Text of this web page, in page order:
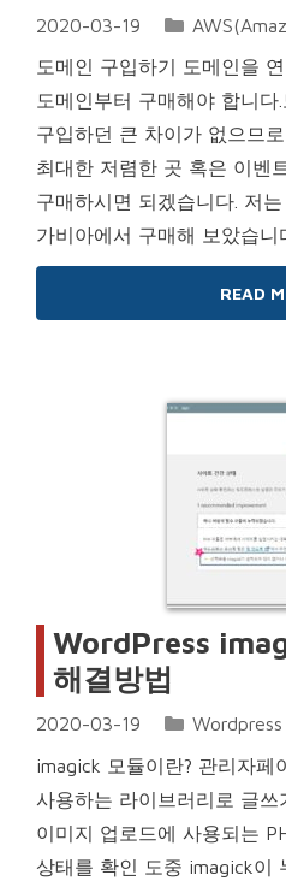
2020-03-19 Categories
도메인 구입하기 도메인을
도메인부터 구매해야 합니다
구입하던 큰 차이가 없으므
최대한 저렴한 곳 혹은 이벤
구매하시면 되겠습니다. 저
가비아에서 구매해 보았습니
READ
WordPress
해결방법
2020-03-19 Categories
Wordpress
imagick 모듈이란? 관리자페
사용하는 라이브러리로 글쓰
이미지 업로드에 사용되는
상태를 확인 도중 imagick이